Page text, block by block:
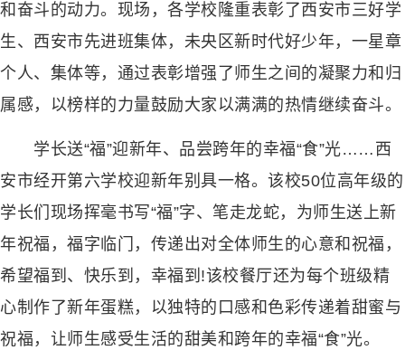
和奋斗的动力。现场，各学校隆重表彰了西安市三好学
生、西安市先进班集体，未央区新时代好少年，一星章
个人、集体等，通过表彰增强了师生之间的凝聚力和归
属感，以榜样的力量鼓励大家以满满的热情继续奋斗。
学长送“福”迎新年、品尝跨年的幸福“食”光……西
安市经开第六学校迎新年别具一格。该校50位高年级的
学长们现场挥毫书写“福”字、笔走龙蛇，为师生送上新
年祝福，福字临门，传递出对全体师生的心意和祝福，
希望福到、快乐到，幸福到!该校餐厅还为每个班级精
心制作了新年蛋糕，以独特的口感和色彩传递着甜蜜与
祝福，让师生感受生活的甜美和跨年的幸福“食”光。